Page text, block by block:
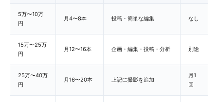
5万〜10万
円
月4〜8本 投稿・簡単な編集 なし
15万〜25万
円
月12〜16本 企画・編集・投稿・分析 別途
25万〜40万
円
月16〜20本 上記に撮影を追加
月1
回